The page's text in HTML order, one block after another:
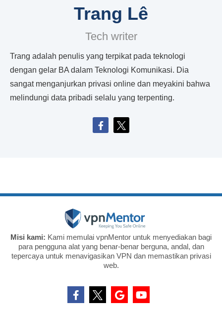
Trang Lê
Tech writer
Trang adalah penulis yang terpikat pada teknologi
dengan gelar BA dalam Teknologi Komunikasi. Dia
sangat menganjurkan privasi online dan meyakini bahwa
melindungi data pribadi selalu yang terpenting.
Misi kami: Kami memulai vpnMentor untuk menyediakan bagi
para pengguna alat yang benar-benar berguna, andal, dan
tepercaya untuk menavigasikan VPN dan memastikan privasi
web.